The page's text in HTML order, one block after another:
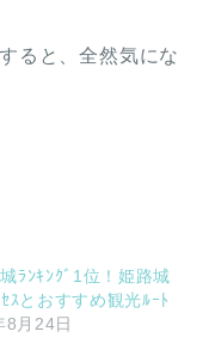
ると、全然気にな
ﾗﾝｷﾝｸﾞ1位！姫路城
ｽとおすすめ観光ﾙｰﾄ
8月24日